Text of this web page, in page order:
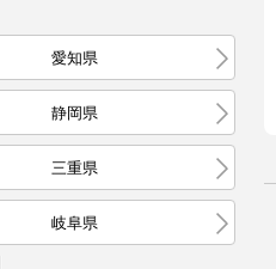
愛知県
静岡県
三重県
岐阜県